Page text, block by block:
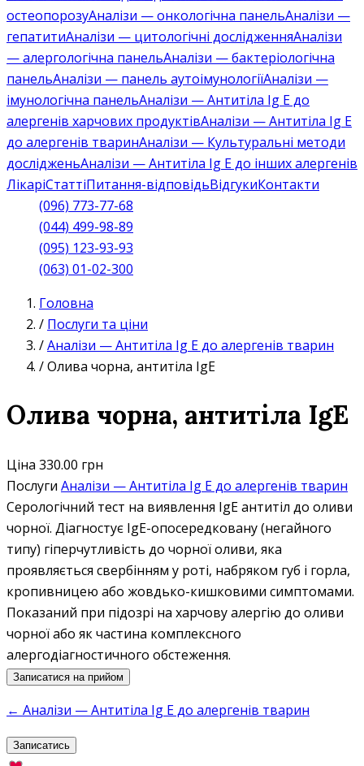
остеопорозуАналізи — онкологічна панельАналізи —
гепатитиАналізи — цитологічні дослідженняАналізи
— алергологічна панельАналізи — бактеріологічна
панельАналізи — панель аутоімунологіїАналізи —
імунологічна панельАналізи — Антитіла Ig E до
алергенів харчових продуктівАналізи — Антитіла Ig E
до алергенів тваринАналізи — Культуральні методи
дослідженьАналізи — Антитіла Ig E до інших алергенів
ЛікаріСтаттіПитання-відповідьВідгукиКонтакти
(096) 773-77-68
(044) 499-98-89
(095) 123-93-93
(063) 01-02-300
Головна
/ Послуги та ціни
/Аналізи — Антитіла Ig E до алергенів тварин
/Олива чорна, антитіла IgE
Олива чорна, антитіла IgE
Ціна 330.00 грн
Послуги Аналізи — Антитіла Ig E до алергенів тварин
Серологічний тест на виявлення IgE антитіл до оливи
чорної. Діагностує IgE-опосередковану (негайного
типу) гіперчутливість до чорної оливи, яка
проявляється свербінням у роті, набряком губ і горла,
кропивницею або жовдько-кишковими симптомами.
Показаний при підозрі на харчову алергію до оливи
чорної або як частина комплексного
алергодіагностичного обстеження.
Записатися на прийом
← Аналізи — Антитіла Ig E до алергенів тварин
Записатись